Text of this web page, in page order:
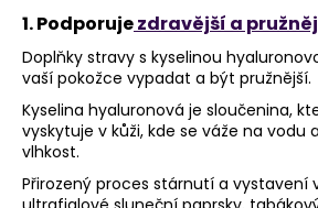
1. Podporujezdravější a
Doplňky stravy s kyselinou
vaší pokožce vypadat a být pružnější.
Kyselina hyaluronová je sloučenina,
vyskytuje v kůži, kde se váže na vodu
vlhkost.
Přirozený proces stárnutí a vystavení
e